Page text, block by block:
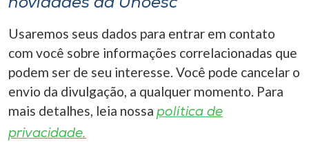
novidades da Unoesc
Usaremos seus dados para entrar em contato
com você sobre informações correlacionadas que
podem ser de seu interesse. Você pode cancelar o
envio da divulgação, a qualquer momento. Para
mais detalhes, leia nossa política de
privacidade.